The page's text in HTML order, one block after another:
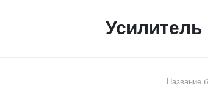
Усилитель
Название